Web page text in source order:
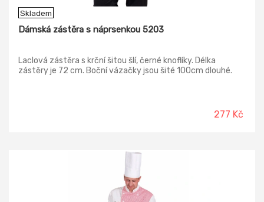
Skladem
Dámská zástěra s náprsenkou 5203
Laclová zástěra s krční šitou šlí, černé knoflíky. Délka
zástěry je 72 cm. Boční vázačky jsou šité 100cm dlouhé.
277 Kč